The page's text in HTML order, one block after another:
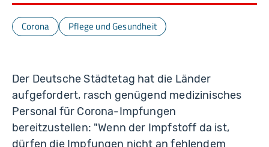
Corona Pflege und Gesundheit
Der Deutsche Städtetag hat die Länder
aufgefordert, rasch genügend medizinisches
Personal für Corona-Impfungen
bereitzustellen: "Wenn der Impfstoff da ist,
dürfen die Impfungen nicht an fehlendem